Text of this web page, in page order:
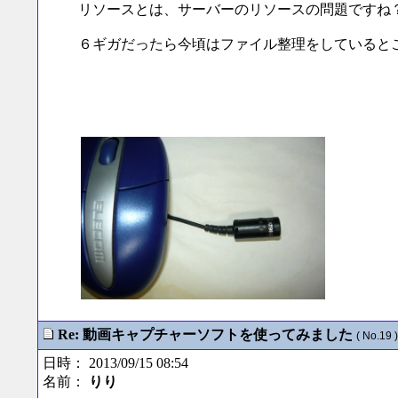
リソースとは、サーバーのリソースの問題ですね
６ギガだったら今頃はファイル整理をしていると
Re: 動画キャプチャーソフトを使ってみました ( No.19 )
日時： 2013/09/15 08:54
名前：
りり